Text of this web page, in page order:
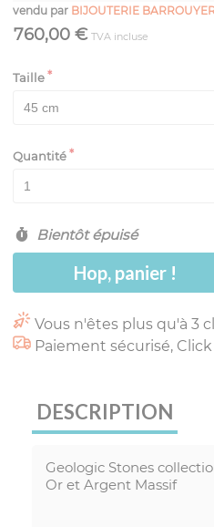
vendu par BIJOUTERIE
760,00 € TVA incluse
Taille
Quantité
Bientôt épuisé
Hop, panier !
Vous n'êtes plus qu'à 3
Paiement sécurisé,
DESCRIPTION
Geologic Stones
Or et Argent Massif